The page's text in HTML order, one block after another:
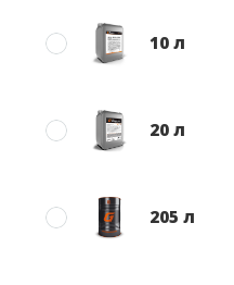
10 л
20 л
205 л